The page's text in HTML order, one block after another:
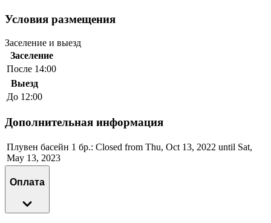
Условия размещения
Заселение и выезд
Заселение
После 14:00
Выезд
До 12:00
Дополнительная информация
Плувен басейн 1 бр.: Closed from Thu, Oct 13, 2022 until Sat,
May 13, 2023
Оплата